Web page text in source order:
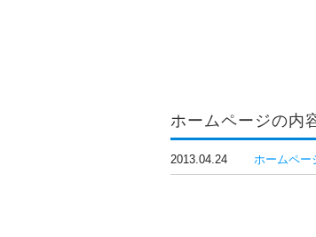
ホームページの
2013.04.24 ホームペー